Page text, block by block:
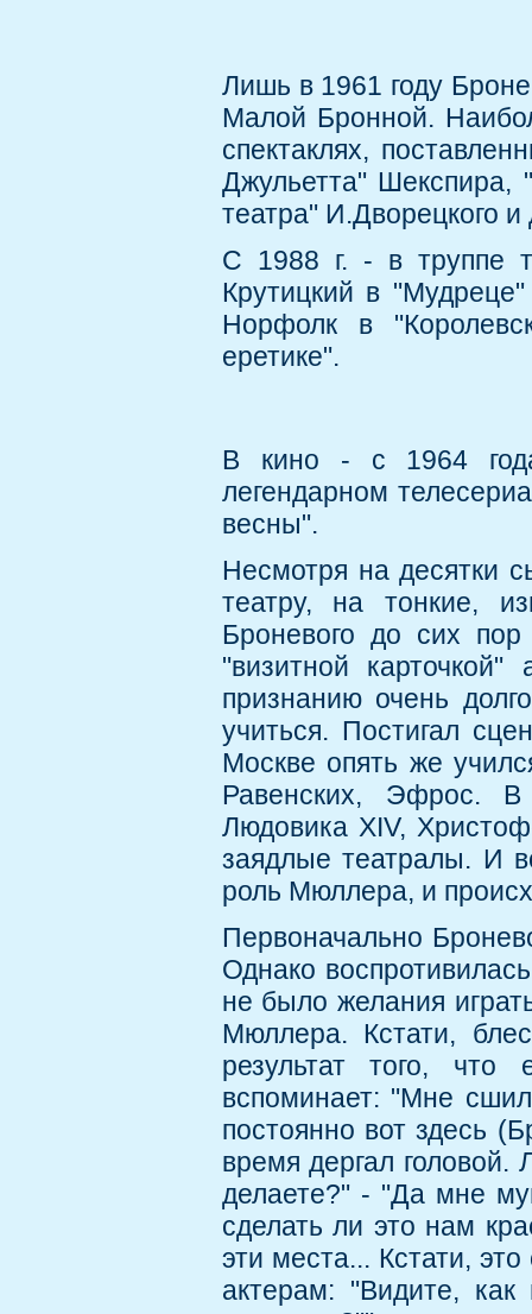
Лишь в 1961 году
Малой Бронной.
спектаклях,
Джульетта" Шекспира,
театра" И.Дворецкого и
С 1988 г. - в труппе
Крутицкий в
Норфолк в
еретике".
В кино - с 1964
легендарном
весны".
Несмотря на десятки
театру, на тонкие,
Броневого до сих
"визитной
признанию очень
учиться. Постигал
Москве опять же
Равенских, Эфрос. В
Людовика ХIV,
заядлые театралы. И
роль Мюллера, и
Первоначально
Однако
не было желания
Мюллера. Кстати,
результат того,
вспоминает: "Мне
постоянно вот здесь
время дергал
делаете?" - "Да мне
сделать ли это нам
эти места... Кстати,
актерам: "Видите,